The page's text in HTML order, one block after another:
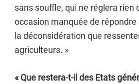
sans souffle, qui ne réglera rien
occasion manquée de
la déconsidération que
agriculteurs. »
« Que restera-t-il des Etats